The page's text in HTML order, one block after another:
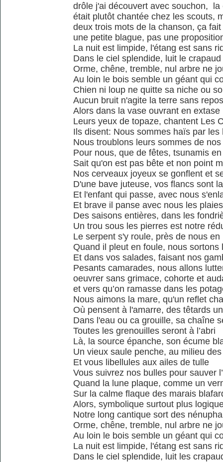
drôle j'ai découvert avec souchon,
était plutôt chantée chez les scouts,
deux trois mots de la chanson, ça
une petite blague, pas une
La nuit est limpide, l'étang est sans
Dans le ciel splendide, luit le crapaud
Orme, chêne, tremble, nul arbre ne
Au loin le bois semble un géant qui
Chien ni loup ne quitte sa niche ou
Aucun bruit n'agite la terre sans repos
Alors dans la vase ouvrant en extase
Leurs yeux de topaze, chantent Les
Ils disent: Nous sommes haïs par les
Nous troublons leurs sommes de
Pour nous, que de fêtes, tsunamis
Sait qu'on est pas bête et non point
Nos cerveaux joyeux se gonflent et
D'une bave juteuse, vos flancs sont
Et l'enfant qui passe, avec nous
Et brave il panse avec nous les plaies
Des saisons entières, dans les
Un trou sous les pierres est notre
Le serpent s'y roule, près de nous en
Quand il pleut en foule, nous sortons
Et dans vos salades, faisant nos
Pesants camarades, nous allons
oeuvrer sans grimace, cohorte et
et vers qu’on ramasse dans les
Nous aimons la mare, qu'un reflet
Où pensent à l'amarre, des têtards
Dans l'eau ou ca grouille, sa chaîne
Toutes les grenouilles seront à l’abri
Là, la source épanche, son écume
Un vieux saule penche, au milieu
Et vous libellules aux ailes de tulle
Vous suivrez nos bulles pour sauver
Quand la lune plaque, comme un
Sur la calme flaque des marais
Alors, symbolique surtout plus
Notre long cantique sort des
Orme, chêne, tremble, nul arbre ne
Au loin le bois semble un géant qui
La nuit est limpide, l'étang est sans
Dans le ciel splendide, luit les